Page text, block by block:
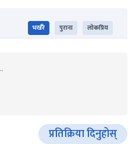
भर्खरै पुराना लोकप्रिय
प्रतिक्रिया दिनुहोस्